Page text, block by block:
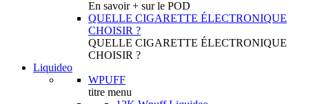
En savoir + sur le POD
QUELLE CIGARETTE ÉLECTRONIQUE
CHOISIR ?
QUELLE CIGARETTE ÉLECTRONIQUE
CHOISIR ?
Liquideo
WPUFF
titre menu